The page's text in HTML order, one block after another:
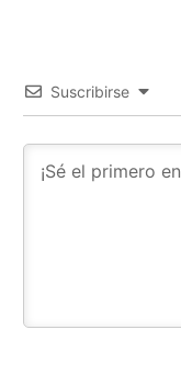
Suscribirse